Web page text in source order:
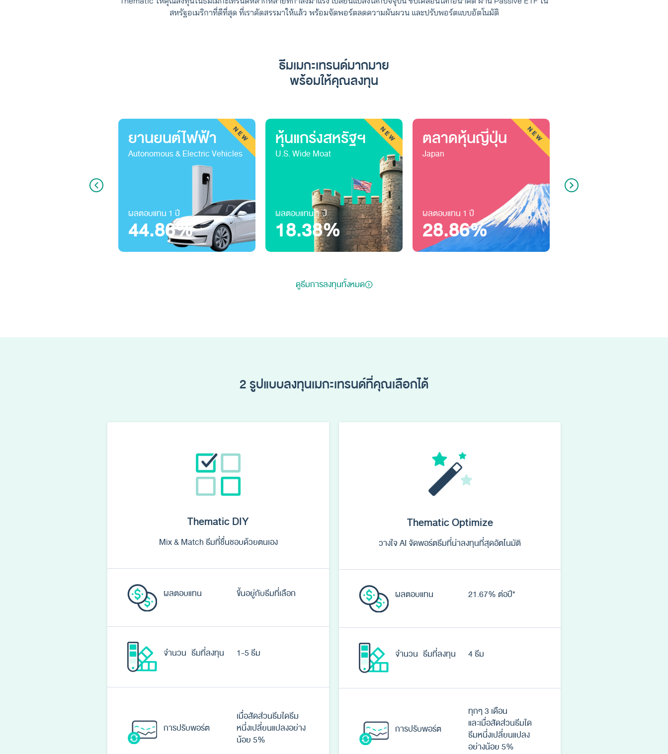
สหรัฐอเมริกาที่ดีที่สุด ที่เราคัดสรรมาให้แล้ว พร้อมจัดพอร์ตลดความผันผวน และปรับพอร์ตแบบอัตโนมัติ
ธีมเมกะเทรนด์มากมาย
พร้อมให้คุณลงทุน
ยานยนต์ไฟฟ้า
Autonomous & Electric Vehicles
ผลตอบแทน 1 ปี
44.86%
หุ้นแกร่งสหรัฐฯ
U.S. Wide Moat
ผลตอบแทน 1 ปี
18.38%
ตลาดหุ้นญี่ปุ่น
Japan
ผลตอบแทน 1 ปี
28.86%
ดูธีมการลงทุนทั้งหมด
2 รูปแบบลงทุนเมกะเทรนด์ที่คุณเลือกได้
Thematic DIY
Mix & Match ธีมที่ชื่นชอบด้วยตนเอง
ผลตอบแทน ขึ้นอยู่กับธีมที่เลือก
จำนวน ธีมที่ลงทุน 1-5 ธีม
การปรับพอร์ต
เมื่อสัดส่วนธีมใดธีม
หนึ่งเปลี่ยนแปลงอย่าง
น้อย 5%
Thematic Optimize
วางใจ AI จัดพอร์ตธีมที่น่าลงทุนที่สุดอัตโนมัติ
ผลตอบแทน 21.67% ต่อปี*
จำนวน ธีมที่ลงทุน 4 ธีม
การปรับพอร์ต
ทุกๆ 3 เดือน
และเมื่อสัดส่วนธีมใด
ธีมหนึ่งเปลี่ยนแปลง
อย่างน้อย 5%